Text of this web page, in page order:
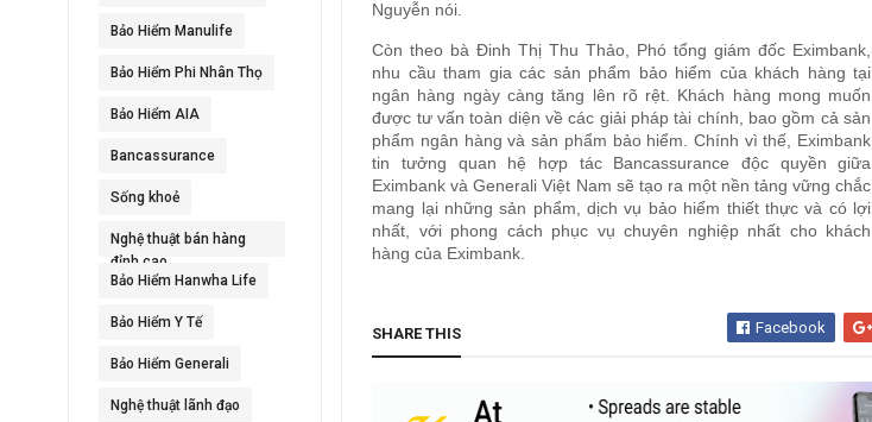
Bảo Hiểm Manulife
Bảo Hiểm Phi Nhân Thọ
Bảo Hiểm AIA
Bancassurance
Sống khoẻ
Nghệ thuật bán hàng
đỉnh cao
Bảo Hiểm Hanwha Life
Bảo Hiểm Y Tế
Bảo Hiểm Generali
Nghệ thuật lãnh đạo
Nguyễn nói.
Còn theo bà Đinh Thị Thu Thảo, Phó tổng giám đốc Eximbank,
nhu cầu tham gia các sản phẩm bảo hiểm của khách hàng tại
ngân hàng ngày càng tăng lên rõ rệt. Khách hàng mong muốn
được tư vấn toàn diện về các giải pháp tài chính, bao gồm cả sản
phẩm ngân hàng và sản phẩm bảo hiểm. Chính vì thế, Eximbank
tin tưởng quan hệ hợp tác Bancassurance độc quyền giữa
Eximbank và Generali Việt Nam sẽ tạo ra một nền tảng vững chắc
mang lại những sản phẩm, dịch vụ bảo hiểm thiết thực và có lợi
nhất, với phong cách phục vụ chuyên nghiệp nhất cho khách
hàng của Eximbank.
SHARE THIS Facebook